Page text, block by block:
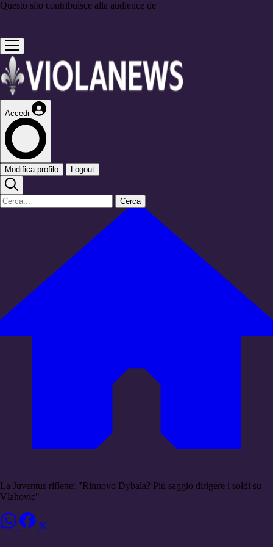
Questo sito contribuisce alla audience de
Accedi
Modifica profilo Logout
Cerca
La Juventus riflette: "Rinnovo Dybala? Più saggio dirigere i soldi su
Vlahovic"